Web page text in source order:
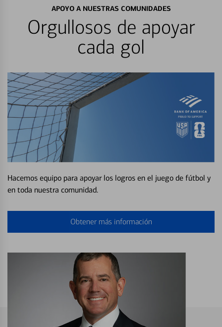
APOYO A NUESTRAS COMUNIDADES
Orgullosos de apoyar
cada gol
Hacemos equipo para apoyar los logros en el juego de fútbol y
en toda nuestra comunidad.
Obtener más información